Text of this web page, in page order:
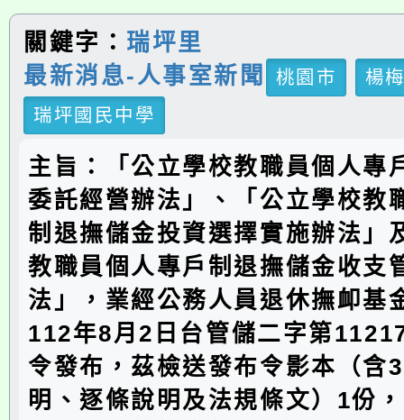
關鍵字： 瑞坪里
最新消息-人事室新聞
桃園市
楊
瑞坪國民中學
主旨：「公立學校教職員個人專
委託經營辦法」、「公立學校教
制退撫儲金投資選擇實施辦法」
教職員個人專戶制退撫儲金收支
法」，業經公務人員退休撫卹基
112年8月2日台管儲二字第
令發布，茲檢送發布令影本（含
明、逐條說明及法規條文）1份